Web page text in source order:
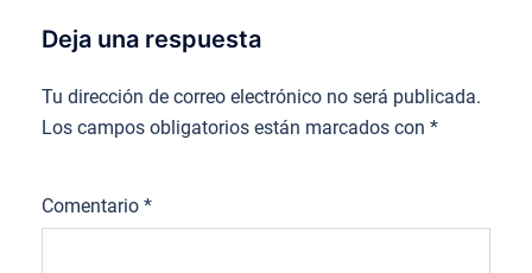
Deja una respuesta
Tu dirección de correo electrónico no será publicada.
Los campos obligatorios están marcados con *
Comentario *